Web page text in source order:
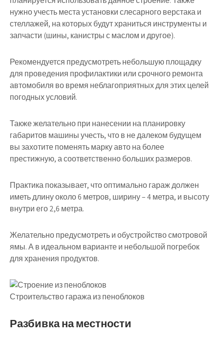
нужно учесть места установки слесарного верстака и
стеллажей, на которых будут храниться инструменты и
запчасти (шины, канистры с маслом и другое).
Рекомендуется предусмотреть небольшую площадку
для проведения профилактики или срочного ремонта
автомобиля во время неблагоприятных для этих целей
погодных условий.
Также желательно при нанесении на планировку
габаритов машины учесть, что в не далеком будущем
вы захотите поменять марку авто на более
престижную, а соответственно больших размеров.
Практика показывает, что оптимально гараж должен
иметь длину около 6 метров, ширину – 4 метра, и высоту
внутри его 2,6 метра.
Желательно предусмотреть и обустройство смотровой
ямы. А в идеальном варианте и небольшой погребок
для хранения продуктов.
Строительство гаража из пеноблоков
Разбивка на местности